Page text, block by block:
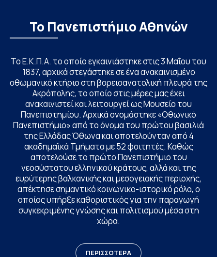
Το Πανεπιστήμιο Αθηνών
Το Ε.Κ.Π.Α. το οποίο εγκαινιάστηκε στις 3 Μαΐου του
1837, αρχικά στεγάστηκε σε ένα ανακαινισμένο
οθωμανικό κτήριο στη βορειοανατολική πλευρά της
Ακρόπολης, το οποίο στις μέρες μας έχει
ανακαινιστεί και λειτουργεί ως Μουσείο του
Πανεπιστημίου. Αρχικά ονομάστηκε «Οθωνικό
Πανεπιστήμιο» από το όνομα του πρώτου βασιλιά
της Ελλάδας Όθωνα και αποτελούνταν από 4
ακαδημαϊκά Τμήματα με 52 φοιτητές. Καθώς
αποτελούσε το πρώτο Πανεπιστήμιο του
νεοσύστατου ελληνικού κράτους, αλλά και της
ευρύτερης βαλκανικής και μεσογειακής περιοχής,
απέκτησε σημαντικό κοινωνικο-ιστορικό ρόλο, ο
οποίος υπήρξε καθοριστικός για την παραγωγή
συγκεκριμένης γνώσης και πολιτισμού μέσα στη
χώρα.
ΠΕΡΙΣΣΟΤΕΡΑ